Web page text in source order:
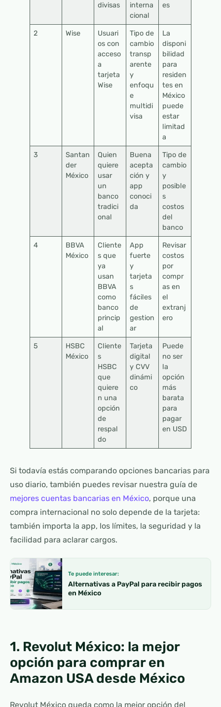
divisas
interna
cional
es
2 Wise
Usuari
os con
acceso
a
tarjeta
Wise
Tipo de
cambio
transp
arente
y
enfoqu
e
multidi
visa
La
disponi
bilidad
para
residen
tes en
México
puede
estar
limitad
a
3
Santan
der
México
Quien
quiere
usar
un
banco
tradici
onal
Buena
acepta
ción y
app
conoci
da
Tipo de
cambio
y
posible
s
costos
del
banco
4
BBVA
México
Cliente
s que
ya
usan
BBVA
como
banco
princip
al
App
fuerte
y
tarjeta
s
fáciles
de
gestion
ar
Revisar
costos
por
compr
as en
el
extranj
ero
5
HSBC
México
Cliente
s
HSBC
que
quiere
n una
opción
de
respal
do
Tarjeta
digital
y CVV
dinámi
co
Puede
no ser
la
opción
más
barata
para
pagar
en USD
Si todavía estás comparando opciones bancarias para
uso diario, también puedes revisar nuestra guía de
mejores cuentas bancarias en México, porque una
compra internacional no solo depende de la tarjeta:
también importa la app, los límites, la seguridad y la
facilidad para aclarar cargos.
Te puede interesar:
Alternativas a PayPal para recibir pagos
en México
1. Revolut México: la mejor
opción para comprar en
Amazon USA desde México
Revolut México queda como la mejor opción del